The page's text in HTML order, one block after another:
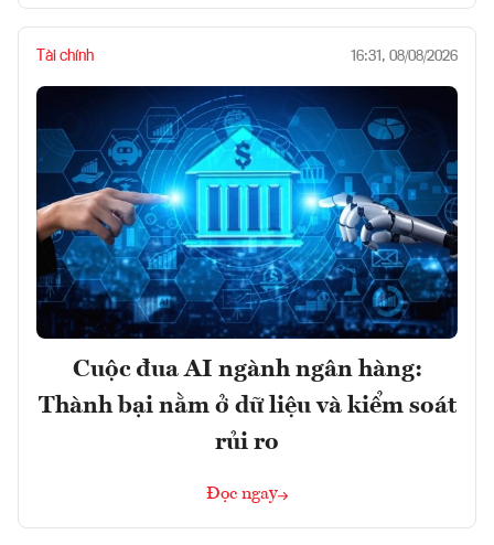
Tài chính 16:31, 08/08/2026
Cuộc đua AI ngành ngân hàng:
Thành bại nằm ở dữ liệu và kiểm soát
rủi ro
Đọc ngay